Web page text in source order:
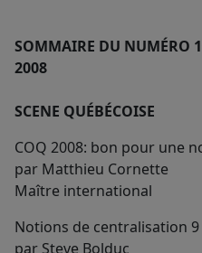
SOMMAIRE DU
2008
SCENE QUÉBÉCOISE
COQ 2008: bon pour une
par Matthieu Cornette
Maître international
Notions de centralisation 9
par Steve Bolduc